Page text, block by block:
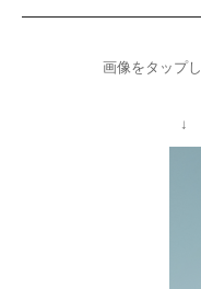
画像をタップ
↓